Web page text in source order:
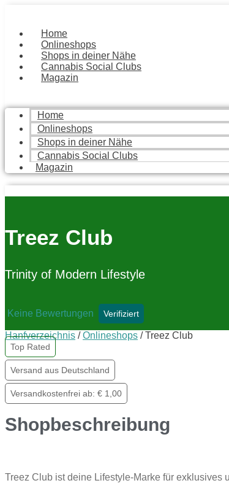
springenHome
Onlineshops
Shops in deiner Nähe
Cannabis Social Clubs
Magazin
Home
Onlineshops
Shops in deiner Nähe
Cannabis Social Clubs
Magazin
Treez Club
Trinity of Modern Lifestyle
Keine Bewertungen Verifiziert
Hanfverzeichnis /Onlineshops /Treez Club
Top Rated
Versand aus Deutschland
Versandkostenfrei ab: € 1,00
Shopbeschreibung
Treez Club ist deine Lifestyle-Marke für